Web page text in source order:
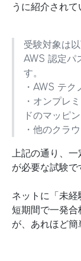
うに紹介されて
受験対象は
AWS 認定パ
す。
・AWS テ
・オンプレ
ドのマッピ
・他のクラ
上記の通り、一
が必要な試験で
ネットに「未
短期間で一発
が、あれほど簡